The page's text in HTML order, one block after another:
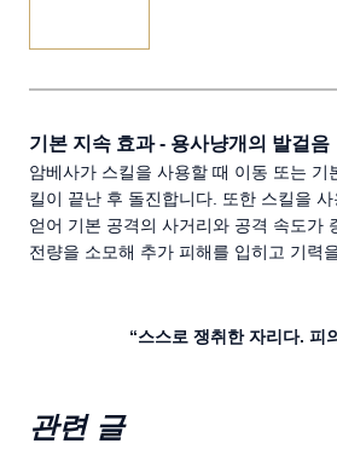
기본 지속 효과 - 용사냥개의 발걸음
암베사가 스킬을 사용할 때 이동 또는 기
킬이 끝난 후 돌진합니다. 또한 스킬을
얻어 기본 공격의 사거리와 공격 속도가
전량을 소모해 추가 피해를 입히고 기력
“스스로 쟁취한 자리다. 피
관련 글